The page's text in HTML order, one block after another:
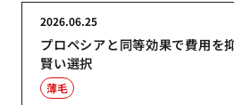
プロペシアと同等効果で費用を
賢い選択
2026.06.25
薄毛